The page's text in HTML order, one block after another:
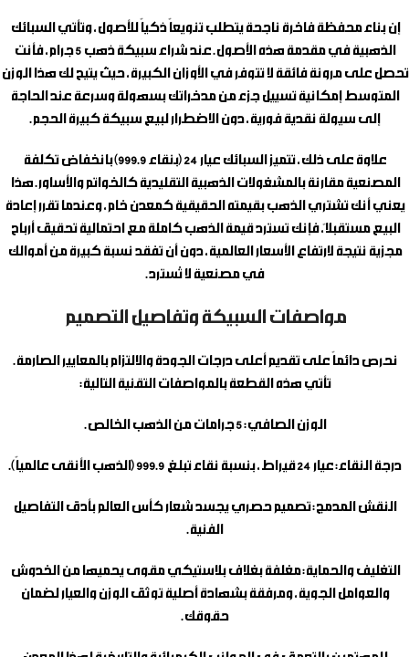
إن بناء محفظة فاخرة ناجحة يتطلب تنويعاً ذكياً للأصول، وتأتي السبائك
الذهبية في مقدمة هذه الأصول. عند شراء سبيكة ذهب 5 جرام
، فأنت
تحصل على مرونة فائقة لا تتوفر في الأوزان الكبيرة، حيث يتيح لك هذا الوزن
المتوسط إمكانية تسييل جزء من مدخراتك بسهولة وسرعة عند الحاجة
إلى سيولة نقدية فورية، دون الاضطرار لبيع سبيكة كبيرة الحجم.
علاوة على ذلك، تتميز السبائك عيار 24 (بنقاء 999.9) بانخفاض تكلفة
المصنعية مقارنة بالمشغولات الذهبية التقليدية كالخواتم والأساور. هذا
يعني أنك تشتري الذهب بقيمته الحقيقية كمعدن خام، وعندما تقرر إعادة
البيع مستقبلاً، فإنك تسترد قيمة الذهب كاملة مع احتمالية تحقيق أرباح
مجزية نتيجة لارتفاع الأسعار العالمية، دون أن تفقد نسبة كبيرة من أموالك
في مصنعية لا تُسترد.
مواصفات السبيكة وتفاصيل التصميم
نحرص دائماً على تقديم أعلى درجات الجودة والالتزام بالمعايير الصارمة.
تأتي هذه القطعة بالمواصفات التقنية التالية:
الوزن الصافي:5 جرامات من الذهب الخالص.
درجة النقاء:عيار 24 قيراط، بنسبة نقاء تبلغ 999.9 (الذهب الأنقى عالمياً).
النقش المدمج:تصميم حصري يجسد شعار كأس العالم بأدق التفاصيل
الفنية.
التغليف والحماية:مغلفة بغلاف بلاستيكي مقوى يحميها من الخدوش
والعوامل الجوية، ومرفقة بشهادة أصلية توثق الوزن والعيار لضمان
حقوقك.